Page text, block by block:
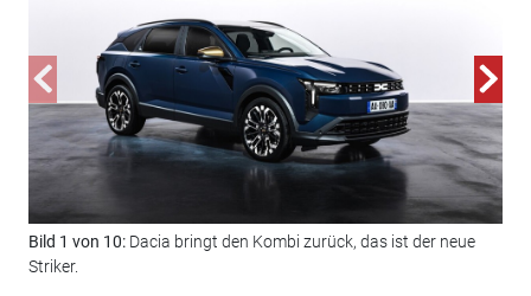
Bild 1 von 10: Dacia bringt den Kombi zurück, das ist der neue
Striker.